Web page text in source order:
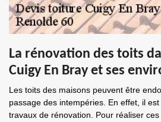
La rénovation des toits
Cuigy En Bray et ses
Les toits des maisons peuvent être
passage des intempéries. En effet, il
travaux de rénovation. Pour réaliser